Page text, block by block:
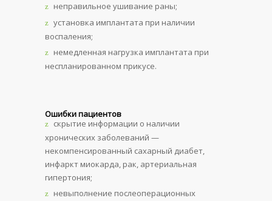
неправильное ушивание раны;
установка имплантата при наличии
воспаления;
немедленная нагрузка имплантата при
неспланированном прикусе.
Ошибки пациентов
скрытие информации о наличии
хронических заболеваний —
некомпенсированный сахарный диабет,
инфаркт миокарда, рак, артериальная
гипертония;
невыполнение послеоперационных